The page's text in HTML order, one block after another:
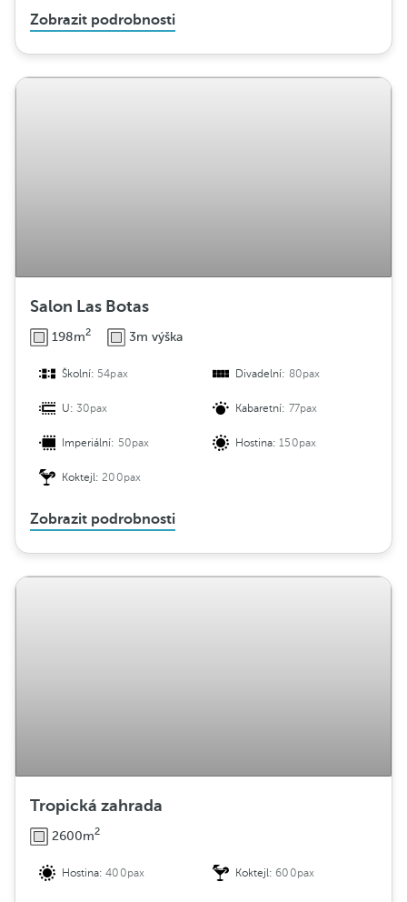
Zobrazit podrobnosti
Salon Las Botas
198m2 3m výška
Školní: 54pax Divadelní: 80pax
U:30pax Kabaretní: 77pax
Imperiální: 50pax Hostina:150pax
Koktejl:200pax
Zobrazit podrobnosti
Tropická zahrada
2600m2
Hostina:400pax Koktejl:600pax